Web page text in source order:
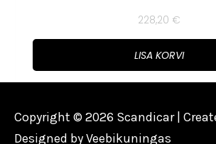
228,20 €
LISA KORVI
Copyright © 2026 Scandicar |
Designed byVeebikuningas